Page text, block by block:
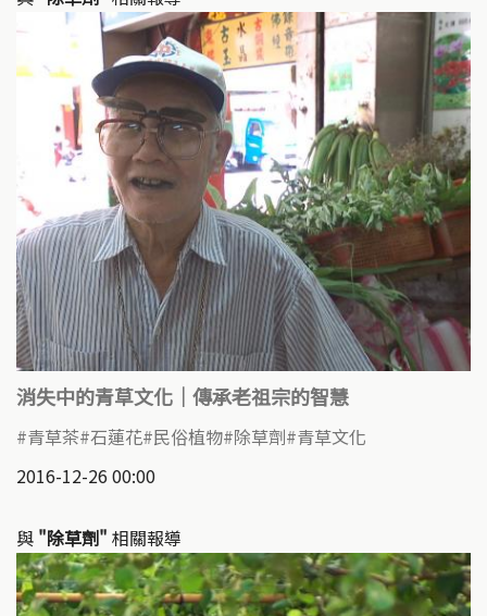
消失中的青草文化｜傳承老祖宗的智慧
青草茶 石蓮花 民俗植物 除草劑 青草文化
2016-12-26 00:00
與 "除草劑" 相關報導